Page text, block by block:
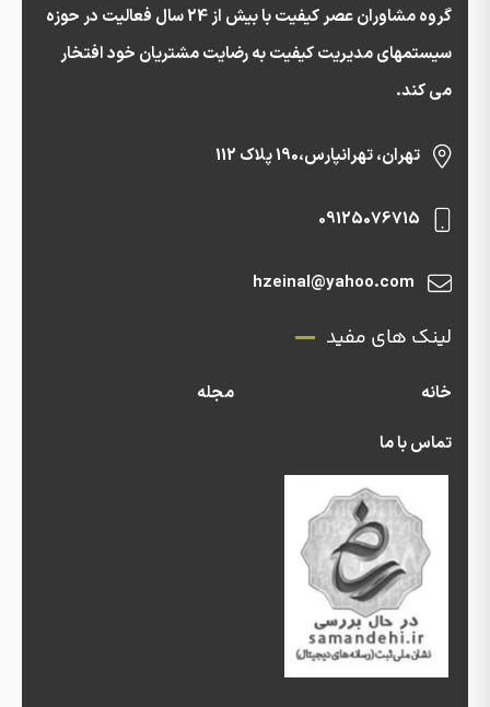
گروه مشاوران عصر کیفیت با بیش از 24 سال فعالیت در حوزه
سیستمهای مدیریت کیفیت به رضایت مشتریان خود افتخار
می کند.
تهران، تهرانپارس،190 پلاک 112
09125076715
hzeinal@yahoo.com
لینک های مفید
خانه
مجله
تماس با ما